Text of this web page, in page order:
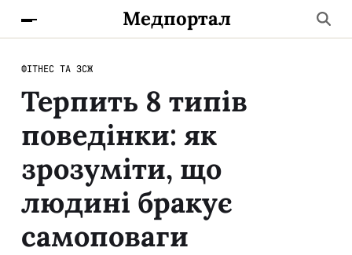
Медпортал
ФІТНЕС ТА ЗСЖ
Терпить 8 типів
поведінки: як
зрозуміти, що
людині бракує
самоповаги